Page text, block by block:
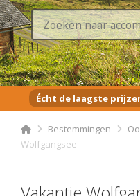
Écht de laagste
Bestemmingen
Wolfgangsee